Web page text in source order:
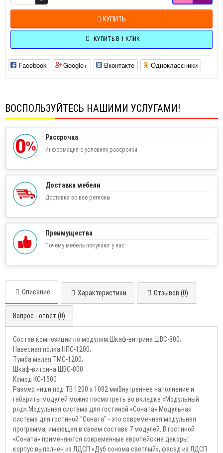
КУПИТЬ
КУПИТЬ В 1 КЛИК
Facebook Google+ Вконтакте Одноклассники
ВОСПОЛЬЗУЙТЕСЬ НАШИМИ УСЛУГАМИ!
Рассрочка
Информация о условиях рассрочки
Доставка мебели
Доставка во все регионы
Преимущества
Почему мебель покупают у нас
Описание Характеристики Отзывов (0)
Вопрос - ответ (0)
Состав композиции по модулям:Шкаф-витрина ШВС-800;
Навесная полка НПС-1200;
Тумба малая ТМС-1200;
Шкаф-витрина ШВС-800
Комод КС-1500
Размер ниши под ТВ 1200 х 1082 ммВнутреннее наполнение и
габариты модулей можно посмотреть во вкладке «Модульный
ряд».Модульная система для гостиной «Соната».Модульная
система для гостиной "Соната" - это современная модульная
программа, имеющая в своем составе 7 модулей. В гостиной
«Соната» применяются современные европейские декоры:
корпус выполнен из ЛДСП «Дуб сонома светлый», фасад из ЛДСП